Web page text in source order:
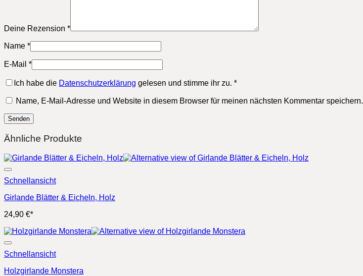
Deine Rezension *
Name *
E-Mail *
Ich habe die Datenschutzerklärung gelesen und stimme ihr zu. *
Name, E-Mail-Adresse und Website in diesem Browser für meinen nächsten Kommentar speichern.
Ähnliche Produkte
Schnellansicht
Girlande Blätter & Eicheln, Holz
24,90 €*
Schnellansicht
Holzgirlande Monstera